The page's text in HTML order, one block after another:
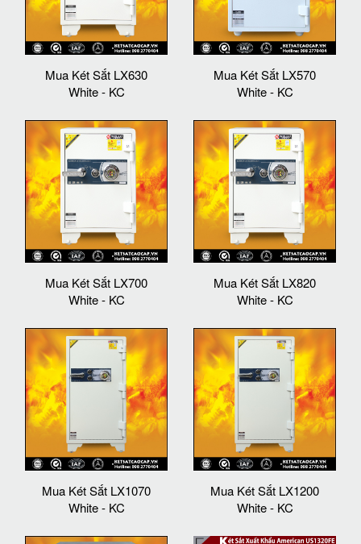
Mua Két Sắt LX630
White - KC
Mua Két Sắt LX570
White - KC
Mua Két Sắt LX700
White - KC
Mua Két Sắt LX820
White - KC
Mua Két Sắt LX1070
White - KC
Mua Két Sắt LX1200
White - KC